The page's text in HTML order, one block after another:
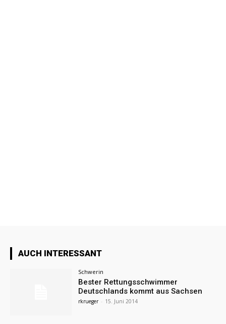
AUCH INTERESSANT
Schwerin
Bester Rettungsschwimmer
Deutschlands kommt aus Sachsen
rkrueger - 15. Juni 2014